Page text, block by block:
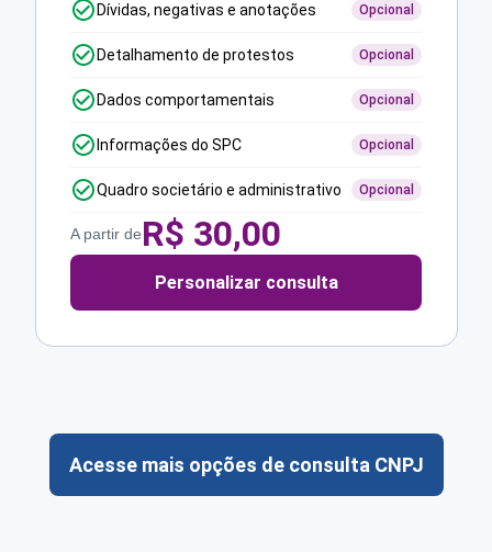
Dívidas, negativas e anotações Opcional
Detalhamento de protestos Opcional
Dados comportamentais Opcional
Informações do SPC Opcional
Quadro societário e administrativo Opcional
A partir deR$ 30,00
Personalizar consulta
Acesse mais opções de consulta CNPJ